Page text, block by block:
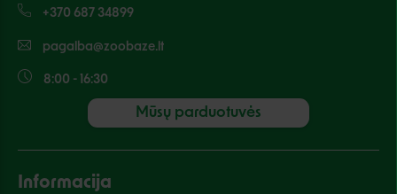
+370 687 34899
pagalba@zoobaze.lt
8:00 - 16:30
Mūsų parduotuvės
Informacija